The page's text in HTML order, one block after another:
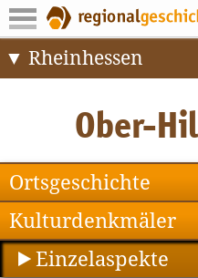
Rheinhessen
Ortsgeschichte
Kulturdenkmäler
Einzelaspekte